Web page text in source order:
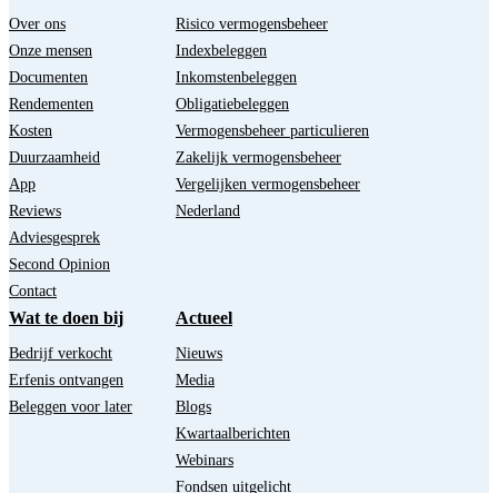
Over ons
Onze mensen
Documenten
Rendementen
Kosten
Duurzaamheid
App
Reviews
Adviesgesprek
Second Opinion
Contact
Risico vermogensbeheer
Indexbeleggen
Inkomstenbeleggen
Obligatiebeleggen
Vermogensbeheer particulieren
Zakelijk vermogensbeheer
Vergelijken vermogensbeheer
Nederland
Wat te doen bij
Bedrijf verkocht
Erfenis ontvangen
Beleggen voor later
Actueel
Nieuws
Media
Blogs
Kwartaalberichten
Webinars
Fondsen uitgelicht